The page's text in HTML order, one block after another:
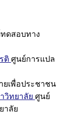
ดสอบทาง
ติ ศูนย์การแปล
เพื่อประชาชน
วิทยาลัย ศูนย์
าลัย